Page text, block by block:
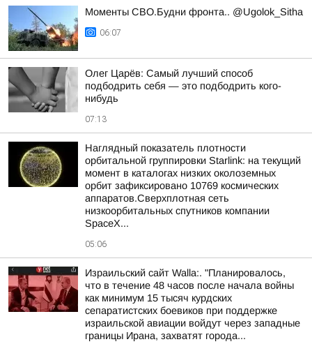
Моменты СВО.Будни фронта.. @Ugolok_Sitha
06:07
Олег Царёв: Самый лучший способ
подбодрить себя — это подбодрить кого-
нибудь
07:13
Наглядный показатель плотности
орбитальной группировки Starlink: на текущий
момент в каталогах низких околоземных
орбит зафиксировано 10769 космических
аппаратов.Сверхплотная сеть
низкоорбитальных спутников компании
SpaceX...
05:06
Израильский сайт Walla:. "Планировалось,
что в течение 48 часов после начала войны
как минимум 15 тысяч курдских
сепаратистских боевиков при поддержке
израильской авиации войдут через западные
границы Ирана, захватят города...